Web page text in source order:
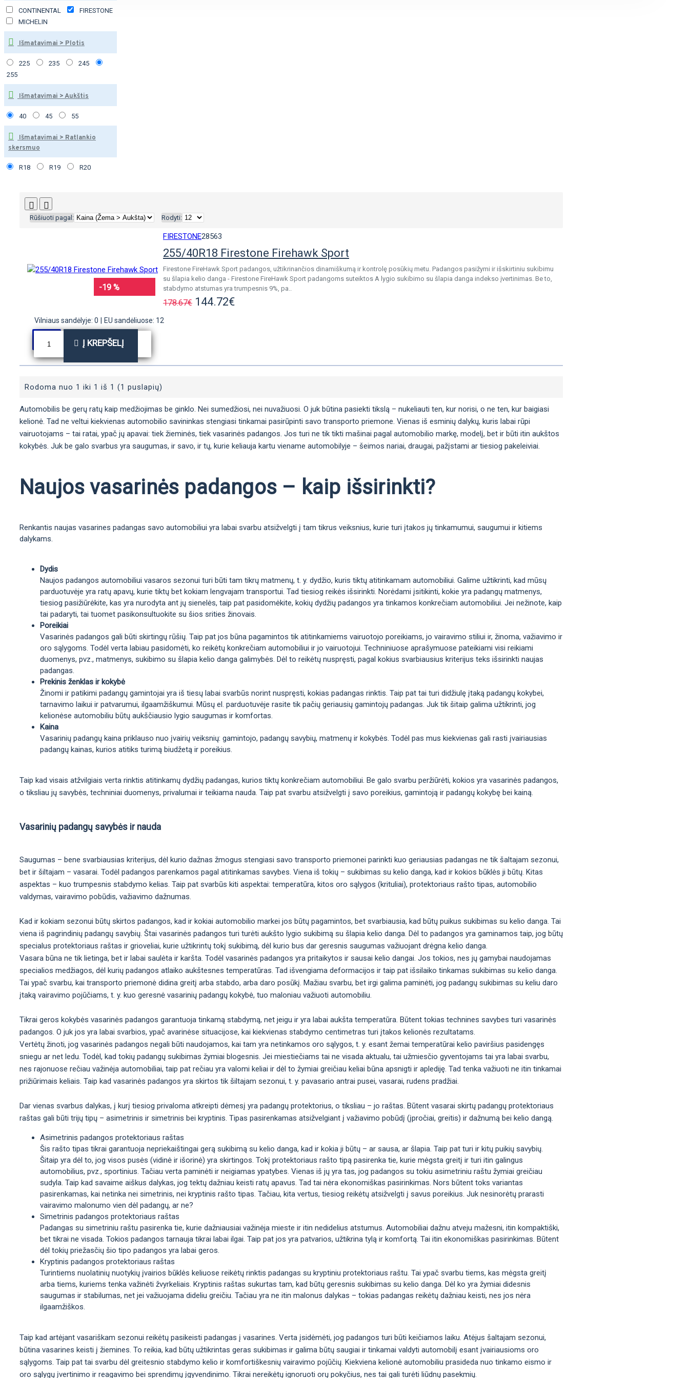
CONTINENTAL
FIRESTONE
MICHELIN
Išmatavimai > Plotis
225 235
245
255
Išmatavimai > Aukštis
40 45 55
Išmatavimai > Ratlankio
skersmuo
R18 R19 R20
Rūšiuoti pagal: Rodyti:
-19 %
FIRESTONE28563
255/40R18 Firestone Firehawk Sport
Firestone FireHawk Sport padangos, užtikrinančios dinamiškumą ir kontrolę posūkių metu. Padangos pasižymi ir išskirtiniu sukibimu
su šlapia kelio danga - Firestone FireHawk Sport padangoms suteiktos A lygio sukibimo su šlapia danga indekso įvertinimas. Be to,
stabdymo atstumas yra trumpesnis 9%, pa..
178.67€ 144.72€
Vilniaus sandėlyje: 0 EU sandėliuose: 12
Į KREPŠELĮ
Rodoma nuo 1 iki 1 iš 1 (1 puslapių)
Automobilis be gerų ratų kaip medžiojimas be ginklo. Nei sumedžiosi, nei nuvažiuosi. O juk būtina pasiekti tikslą – nukeliauti ten, kur norisi, o ne ten, kur baigiasi
kelionė. Tad ne veltui kiekvienas automobilio savininkas stengiasi tinkamai pasirūpinti savo transporto priemone. Vienas iš esminių dalykų, kuris labai rūpi
vairuotojams – tai ratai, ypač jų apavai: tiek žieminės, tiek vasarinės padangos. Jos turi ne tik tikti mašinai pagal automobilio markę, modelį, bet ir būti itin aukštos
kokybės. Juk be galo svarbus yra saugumas, ir savo, ir tų, kurie keliauja kartu viename automobilyje – šeimos nariai, draugai, pažįstami ar tiesiog pakeleiviai.
Naujos vasarinės padangos – kaip išsirinkti?
Renkantis naujas vasarines padangas savo automobiliui yra labai svarbu atsižvelgti į tam tikrus veiksnius, kurie turi įtakos jų tinkamumui, saugumui ir kitiems
dalykams.
Dydis
Naujos padangos automobiliui vasaros sezonui turi būti tam tikrų matmenų, t. y. dydžio, kuris tiktų atitinkamam automobiliui. Galime užtikrinti, kad mūsų
parduotuvėje yra ratų apavų, kurie tiktų bet kokiam lengvajam transportui. Tad tiesiog reikės išsirinkti. Norėdami įsitikinti, kokie yra padangų matmenys,
tiesiog pasižiūrėkite, kas yra nurodyta ant jų sienelės, taip pat pasidomėkite, kokių dydžių padangos yra tinkamos konkrečiam automobiliui. Jei nežinote, kaip
tai padaryti, tai tuomet pasikonsultuokite su šios srities žinovais.
Poreikiai
Vasarinės padangos gali būti skirtingų rūšių. Taip pat jos būna pagamintos tik atitinkamiems vairuotojo poreikiams, jo vairavimo stiliui ir, žinoma, važiavimo ir
oro sąlygoms. Todėl verta labiau pasidomėti, ko reikėtų konkrečiam automobiliui ir jo vairuotojui. Techniniuose aprašymuose pateikiami visi reikiami
duomenys, pvz., matmenys, sukibimo su šlapia kelio danga galimybės. Dėl to reikėtų nuspręsti, pagal kokius svarbiausius kriterijus teks išsirinkti naujas
padangas.
Prekinis ženklas ir kokybė
Žinomi ir patikimi padangų gamintojai yra iš tiesų labai svarbūs norint nuspręsti, kokias padangas rinktis. Taip pat tai turi didžiulę įtaką padangų kokybei,
tarnavimo laikui ir patvarumui, ilgaamžiškumui. Mūsų el. parduotuvėje rasite tik pačių geriausių gamintojų padangas. Juk tik šitaip galima užtikrinti, jog
kelionėse automobiliu būtų aukščiausio lygio saugumas ir komfortas.
Kaina
Vasarinių padangų kaina priklauso nuo įvairių veiksnių: gamintojo, padangų savybių, matmenų ir kokybės. Todėl pas mus kiekvienas gali rasti įvairiausias
padangų kainas, kurios atitiks turimą biudžetą ir poreikius.
Taip kad visais atžvilgiais verta rinktis atitinkamų dydžių padangas, kurios tiktų konkrečiam automobiliui. Be galo svarbu peržiūrėti, kokios yra vasarinės padangos,
o tiksliau jų savybės, techniniai duomenys, privalumai ir teikiama nauda. Taip pat svarbu atsižvelgti į savo poreikius, gamintoją ir padangų kokybę bei kainą.
Vasarinių padangų savybės ir nauda
Saugumas – bene svarbiausias kriterijus, dėl kurio dažnas žmogus stengiasi savo transporto priemonei parinkti kuo geriausias padangas ne tik šaltajam sezonui,
bet ir šiltajam – vasarai. Todėl padangos parenkamos pagal atitinkamas savybes. Viena iš tokių – sukibimas su kelio danga, kad ir kokios būklės ji būtų. Kitas
aspektas – kuo trumpesnis stabdymo kelias. Taip pat svarbūs kiti aspektai: temperatūra, kitos oro sąlygos (krituliai), protektoriaus rašto tipas, automobilio
valdymas, vairavimo pobūdis, važiavimo dažnumas.
Kad ir kokiam sezonui būtų skirtos padangos, kad ir kokiai automobilio markei jos būtų pagamintos, bet svarbiausia, kad būtų puikus sukibimas su kelio danga. Tai
viena iš pagrindinių padangų savybių. Štai vasarinės padangos turi turėti aukšto lygio sukibimą su šlapia kelio danga. Dėl to padangos yra gaminamos taip, jog būtų
specialus protektoriaus raštas ir grioveliai, kurie užtikrintų tokį sukibimą, dėl kurio bus dar geresnis saugumas važiuojant drėgna kelio danga.
Vasara būna ne tik lietinga, bet ir labai saulėta ir karšta. Todėl vasarinės padangos yra pritaikytos ir sausai kelio dangai. Jos tokios, nes jų gamybai naudojamas
specialios medžiagos, dėl kurių padangos atlaiko aukštesnes temperatūras. Tad išvengiama deformacijos ir taip pat išsilaiko tinkamas sukibimas su kelio danga.
Tai ypač svarbu, kai transporto priemonė didina greitį arba stabdo, arba daro posūkį. Mažiau svarbu, bet irgi galima paminėti, jog padangų sukibimas su keliu daro
įtaką vairavimo pojūčiams, t. y. kuo geresnė vasarinių padangų kokybė, tuo maloniau važiuoti automobiliu.
Tikrai geros kokybės vasarinės padangos garantuoja tinkamą stabdymą, net jeigu ir yra labai aukšta temperatūra. Būtent tokias technines savybes turi vasarinės
padangos. O juk jos yra labai svarbios, ypač avarinėse situacijose, kai kiekvienas stabdymo centimetras turi įtakos kelionės rezultatams.
Vertėtų žinoti, jog vasarinės padangos negali būti naudojamos, kai tam yra netinkamos oro sąlygos, t. y. esant žemai temperatūrai kelio paviršius pasidengęs
sniegu ar net ledu. Todėl, kad tokių padangų sukibimas žymiai blogesnis. Jei miestiečiams tai ne visada aktualu, tai užmiesčio gyventojams tai yra labai svarbu,
nes rajonuose rečiau važinėja automobiliai, taip pat rečiau yra valomi keliai ir dėl to žymiai greičiau keliai būna apsnigti ir aplediję. Tad tenka važiuoti ne itin tinkamai
prižiūrimais keliais. Taip kad vasarinės padangos yra skirtos tik šiltajam sezonui, t. y. pavasario antrai pusei, vasarai, rudens pradžiai.
Dar vienas svarbus dalykas, į kurį tiesiog privaloma atkreipti dėmesį yra padangų protektorius, o tiksliau – jo raštas. Būtent vasarai skirtų padangų protektoriaus
raštas gali būti trijų tipų – asimetrinis ir simetrinis bei kryptinis. Tipas pasirenkamas atsižvelgiant į važiavimo pobūdį (įpročiai, greitis) ir dažnumą bei kelio dangą.
Asimetrinis padangos protektoriaus raštas
Šis rašto tipas tikrai garantuoja nepriekaištingai gerą sukibimą su kelio danga, kad ir kokia ji būtų – ar sausa, ar šlapia. Taip pat turi ir kitų puikių savybių.
Šitaip yra dėl to, jog visos pusės (vidinė ir išorinė) yra skirtingos. Tokį protektoriaus rašto tipą pasirenka tie, kurie mėgsta greitį ir turi itin galingus
automobilius, pvz., sportinius. Tačiau verta paminėti ir neigiamas ypatybes. Vienas iš jų yra tas, jog padangos su tokiu asimetriniu raštu žymiai greičiau
sudyla. Taip kad savaime aiškus dalykas, jog tektų dažniau keisti ratų apavus. Tad tai nėra ekonomiškas pasirinkimas. Nors būtent toks variantas
pasirenkamas, kai netinka nei simetrinis, nei kryptinis rašto tipas. Tačiau, kita vertus, tiesiog reikėtų atsižvelgti į savus poreikius. Juk nesinorėtų prarasti
vairavimo malonumo vien dėl padangų, ar ne?
Simetrinis padangos protektoriaus raštas
Padangas su simetriniu raštu pasirenka tie, kurie dažniausiai važinėja mieste ir itin nedidelius atstumus. Automobiliai dažnu atveju mažesni, itin kompaktiški,
bet tikrai ne visada. Tokios padangos tarnauja tikrai labai ilgai. Taip pat jos yra patvarios, užtikrina tylą ir komfortą. Tai itin ekonomiškas pasirinkimas. Būtent
dėl tokių priežasčių šio tipo padangos yra labai geros.
Kryptinis padangos protektoriaus raštas
Turintiems nuolatinių nuotykių įvairios būklės keliuose reikėtų rinktis padangas su kryptiniu protektoriaus raštu. Tai ypač svarbu tiems, kas mėgsta greitį
arba tiems, kuriems tenka važinėti žvyrkeliais. Kryptinis raštas sukurtas tam, kad būtų geresnis sukibimas su kelio danga. Dėl ko yra žymiai didesnis
saugumas ir stabilumas, net jei važiuojama dideliu greičiu. Tačiau yra ne itin malonus dalykas – tokias padangas reikėtų dažniau keisti, nes jos nėra
ilgaamžiškos.
Taip kad artėjant vasariškam sezonui reikėtų pasikeisti padangas į vasarines. Verta įsidėmėti, jog padangos turi būti keičiamos laiku. Atėjus šaltajam sezonui,
būtina vasarines keisti į žiemines. To reikia, kad būtų užtikrintas geras sukibimas ir galima būtų saugiai ir tinkamai valdyti automobilį esant įvairiausioms oro
sąlygoms. Taip pat tai svarbu dėl greitesnio stabdymo kelio ir komfortiškesnių vairavimo pojūčių. Kiekviena kelionė automobiliu prasideda nuo tinkamo eismo ir
oro sąlygų įvertinimo ir reagavimo bei sprendimų įgyvendinimo. Tikrai nereikėtų ignoruoti orų pokyčius, nes tai gali turėti liūdnų pasekmių.